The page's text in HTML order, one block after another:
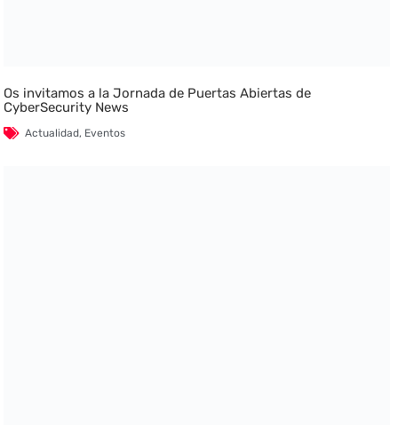
Os invitamos a la Jornada de Puertas Abiertas de
CyberSecurity News
Actualidad, Eventos